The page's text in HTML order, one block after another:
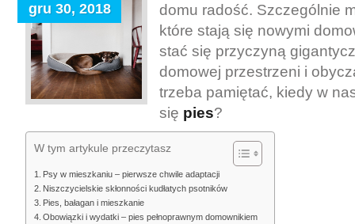
gru 30, 2018
domu radość. Szczególnie
które stają się nowymi
stać się przyczyną
domowej przestrzeni i
trzeba pamiętać, kiedy w
się pies?
W tym artykule przeczytasz
Psy w mieszkaniu – pierwsze chwile adaptacji
Niszczycielskie skłonności kudłatych psotników
Pies, bałagan i mieszkanie
Obowiązki i wydatki – pies pełnoprawnym domownikiem